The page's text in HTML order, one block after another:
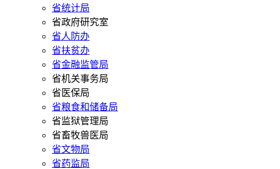
省统计局
省政府研究室
省人防办
省扶贫办
省金融监管局
省机关事务局
省医保局
省粮食和储备局
省监狱管理局
省畜牧兽医局
省文物局
省药监局